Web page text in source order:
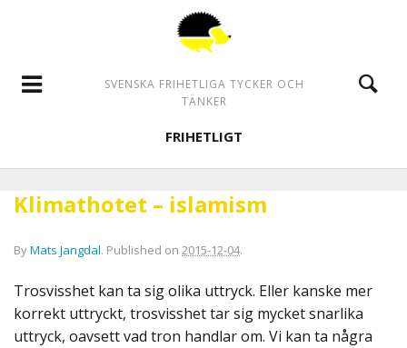
SVENSKA FRIHETLIGA TYCKER OCH
TÄNKER
FRIHETLIGT
Klimathotet – islamism
ByMats Jangdal. Published on 2015-12-04.
Trosvisshet kan ta sig olika uttryck. Eller kanske mer
korrekt uttryckt, trosvisshet tar sig mycket snarlika
uttryck, oavsett vad tron handlar om. Vi kan ta några